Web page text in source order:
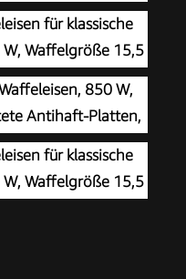
Backampel &
Weihnachten,
für klassische
Waffelgröße 15,5
850 W,
Antihaft-Platten,
vertikale
für klassische
Waffelgröße 15,5